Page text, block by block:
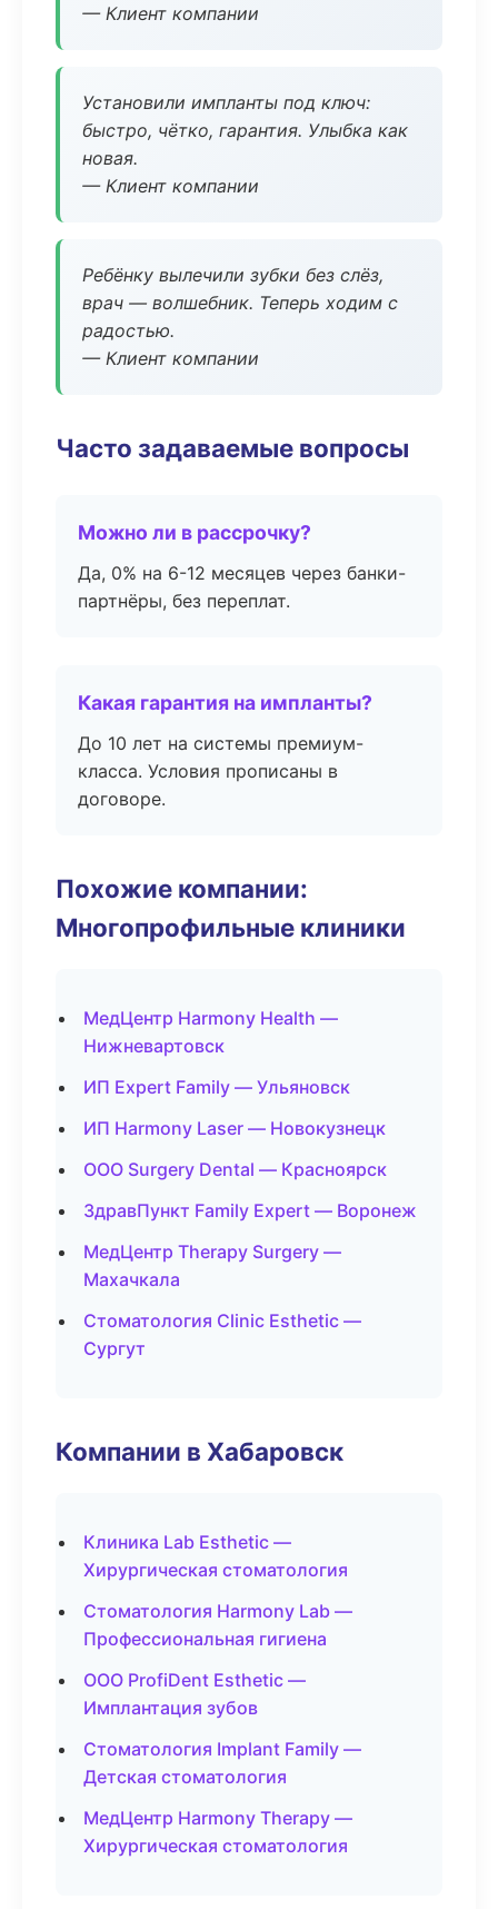
— Клиент компании
Установили импланты под ключ:
быстро, чётко, гарантия. Улыбка как
новая.
— Клиент компании
Ребёнку вылечили зубки без слёз,
врач — волшебник. Теперь ходим с
радостью.
— Клиент компании
Часто задаваемые вопросы
Можно ли в рассрочку?
Да, 0% на 6-12 месяцев через банки-
партнёры, без переплат.
Какая гарантия на импланты?
До 10 лет на системы премиум-
класса. Условия прописаны в
договоре.
Похожие компании:
Многопрофильные клиники
МедЦентр Harmony Health —
Нижневартовск
ИП Expert Family — Ульяновск
ИП Harmony Laser — Новокузнецк
ООО Surgery Dental — Красноярск
ЗдравПункт Family Expert — Воронеж
МедЦентр Therapy Surgery —
Махачкала
Стоматология Clinic Esthetic —
Сургут
Компании в Хабаровск
Клиника Lab Esthetic —
Хирургическая стоматология
Стоматология Harmony Lab —
Профессиональная гигиена
ООО ProfiDent Esthetic —
Имплантация зубов
Стоматология Implant Family —
Детская стоматология
МедЦентр Harmony Therapy —
Хирургическая стоматология